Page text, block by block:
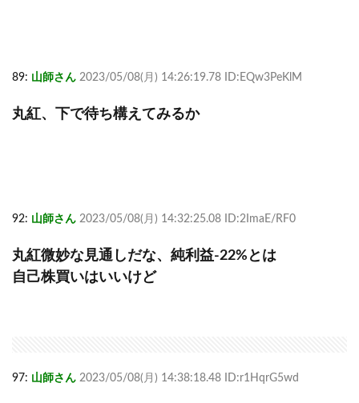
89: 山師さん 2023/05/08(月) 14:26:19.78 ID:EQw3PeKlM
丸紅、下で待ち構えてみるか
92: 山師さん 2023/05/08(月) 14:32:25.08 ID:2ImaE/RF0
丸紅微妙な見通しだな、純利益-22%とは
自己株買いはいいけど
97: 山師さん 2023/05/08(月) 14:38:18.48 ID:r1HqrG5wd